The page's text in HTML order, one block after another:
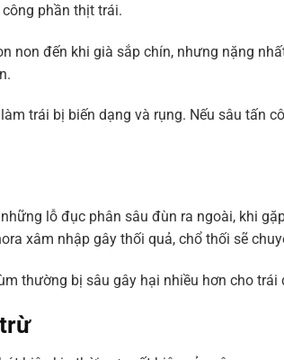
phần thịt trái.
non đến khi già sắp chín, nhưng nặng
trái bị biến dạng và rụng. Nếu sâu tấn
lỗ đục phân sâu đùn ra ngoài, khi
xâm nhập gây thối quả, chổ thối sẽ
thường bị sâu gây hại nhiều hơn cho trái